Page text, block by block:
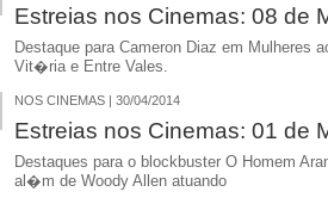
Estreias nos Cinemas: 08 de
Destaque para Cameron Diaz em Mulheres
Vit�ria e Entre Vales.
NOS CINEMAS | 30/04/2014
Estreias nos Cinemas: 01 de
Destaques para o blockbuster O Homem
al�m de Woody Allen atuando